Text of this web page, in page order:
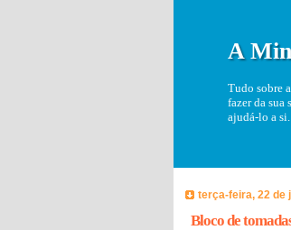
A
Tudo sobre
fazer da sua
ajudá-lo a si.
terça-feira, 22 de
Bloco de